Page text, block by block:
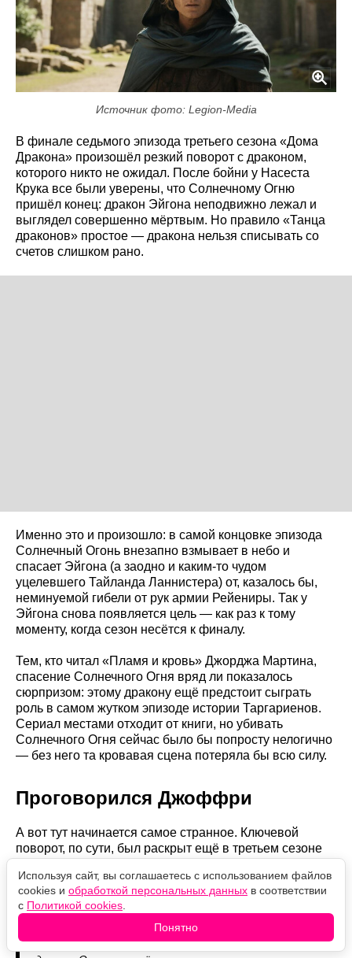
Источник фото: Legion-Media
В финале седьмого эпизода третьего сезона «Дома
Дракона» произошёл резкий поворот с драконом,
которого никто не ожидал. После бойни у Насеста
Крука все были уверены, что Солнечному Огню
пришёл конец: дракон Эйгона неподвижно лежал и
выглядел совершенно мёртвым. Но правило «Танца
драконов» простое — дракона нельзя списывать со
счетов слишком рано.
Именно это и произошло: в самой концовке эпизода
Солнечный Огонь внезапно взмывает в небо и
спасает Эйгона (а заодно и каким-то чудом
уцелевшего Тайланда Ланнистера) от, казалось бы,
неминуемой гибели от рук армии Рейениры. Так у
Эйгона снова появляется цель — как раз к тому
моменту, когда сезон несётся к финалу.
Тем, кто читал «Пламя и кровь» Джорджа Мартина,
спасение Солнечного Огня вряд ли показалось
сюрпризом: этому дракону ещё предстоит сыграть
роль в самом жутком эпизоде истории Таргариенов.
Сериал местами отходит от книги, но убивать
Солнечного Огня сейчас было бы попросту нелогично
— без него та кровавая сцена потеряла бы всю силу.
Проговорился Джоффри
А вот тут начинается самое странное. Ключевой
поворот, по сути, был раскрыт ещё в третьем сезоне
несносный Джоффри водил Маргери по септе
Бейелора и с нездоровым восторгом пересказывал
судьбу Рейениры Таргариен?
«Рейениру Таргариен убил её брат — точнее, его
Используя сайт, вы соглашаетесь с использованием файлов
cookies и обработкой персональных данных в соответствии
с Политикой cookies
Понятно